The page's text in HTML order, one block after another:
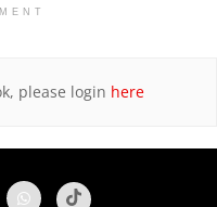
please login here